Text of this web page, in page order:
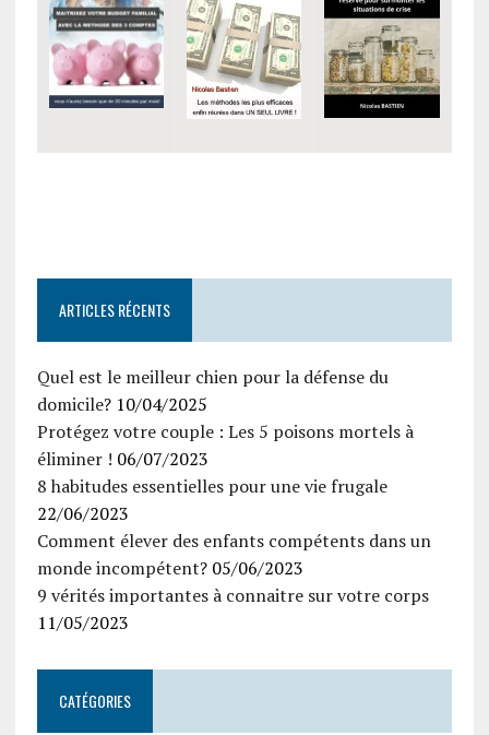
ARTICLES RÉCENTS
Quel est le meilleur chien pour la défense du
domicile? 10/04/2025
Protégez votre couple : Les 5 poisons mortels à
éliminer ! 06/07/2023
8 habitudes essentielles pour une vie frugale
22/06/2023
Comment élever des enfants compétents dans un
monde incompétent? 05/06/2023
9 vérités importantes à connaitre sur votre corps
11/05/2023
CATÉGORIES